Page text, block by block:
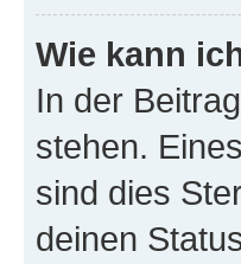
Wie kann
In der
stehen.
sind dies
deinen